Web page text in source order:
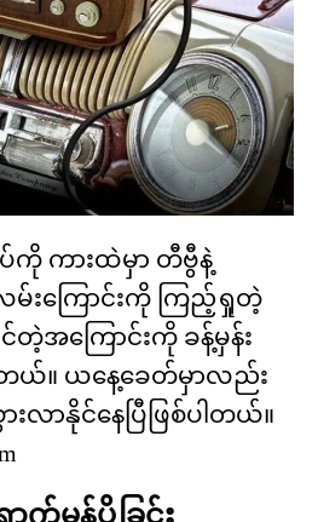
ကို ကားထဲမှာ တီဗွီနဲ့
မ်းကြောင်းကို ကြည့်ရှုတဲ့
တဲ့အကြောင်းကို ခန့်မှန်း
တယ်။ ယနေ့ခေတ်မှာလည်း
လာနိုင်နေပြီဖြစ်ပါတယ်။
က်မုန့်ပို့ခြင်း